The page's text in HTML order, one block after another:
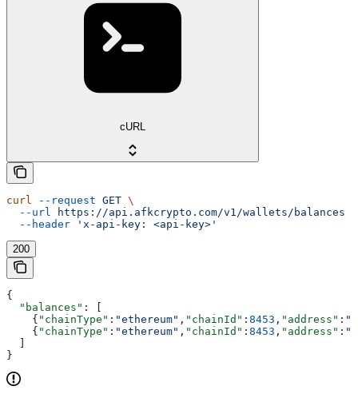
cURL
curl --request GET \
  --url
https://api.afkcrypto.com/v1/wallets/balances
  --header
'x-api-key: <api-key>'
200
{
  "balances"
: [
    {
"chainType" : "ethereum" , "chainId" : 8453 , "address" :
    {
"chainType" : "ethereum" , "chainId" : 8453 , "address" :
}